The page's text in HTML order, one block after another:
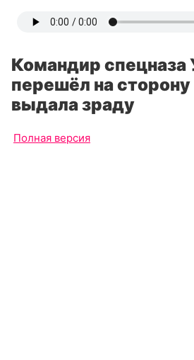
Командир спецназа
перешёл на
выдала зраду
Полная версия